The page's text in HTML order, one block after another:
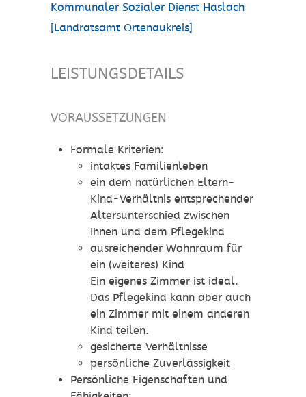
Kommunaler Sozialer Dienst Haslach
[Landratsamt Ortenaukreis]
LEISTUNGSDETAILS
VORAUSSETZUNGEN
Formale Kriterien:
intaktes Familienleben
ein dem natürlichen Eltern-
Kind-Verhältnis entsprechender
Altersunterschied zwischen
Ihnen und dem Pflegekind
ausreichender Wohnraum für
ein (weiteres) Kind
Ein eigenes Zimmer ist ideal.
Das Pflegekind kann aber auch
ein Zimmer mit einem anderen
Kind teilen.
gesicherte Verhältnisse
persönliche Zuverlässigkeit
Persönliche Eigenschaften und